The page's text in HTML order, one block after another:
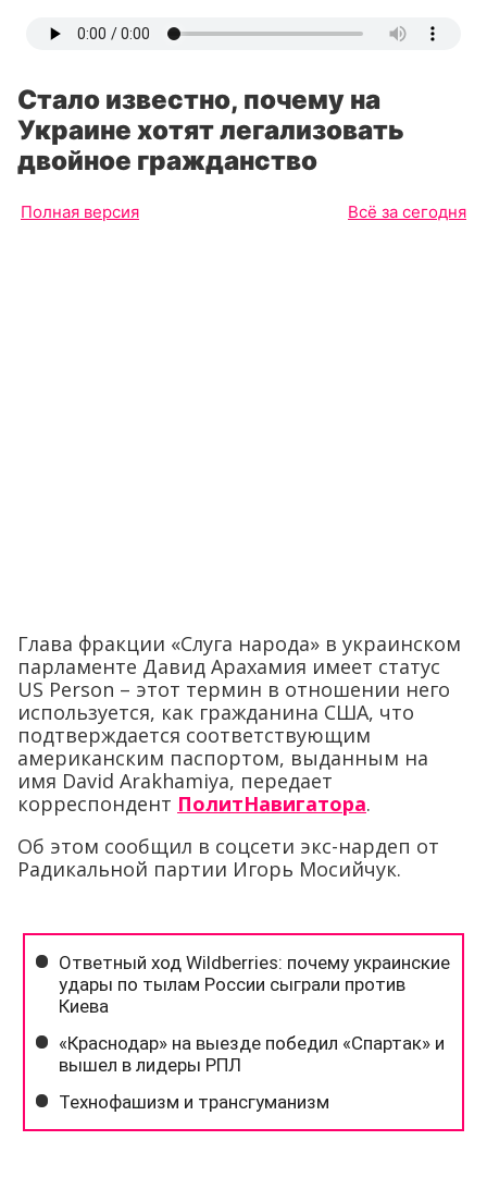
Стало известно, почему на
Украине хотят легализовать
двойное гражданство
Полная версия Всё за сегодня
Глава фракции «Слуга народа» в украинском
парламенте Давид Арахамия имеет статус
US Person – этот термин в отношении него
используется, как гражданина США, что
подтверждается соответствующим
американским паспортом, выданным на
имя David Arakhamiya, передает
корреспондент ПолитНавигатора.
Об этом сообщил в соцсети экс-нардеп от
Радикальной партии Игорь Мосийчук.